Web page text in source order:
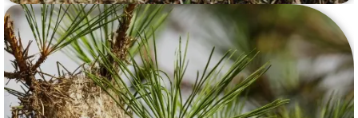
Chenilles processionnaires
Protégez vos arbres à Ablis des chenilles